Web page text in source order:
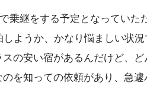
乗継をする予定となっていた
ようか、かなり悩ましい状況
の安い宿があるんだけど、ど
を知っての依頼があり、急遽